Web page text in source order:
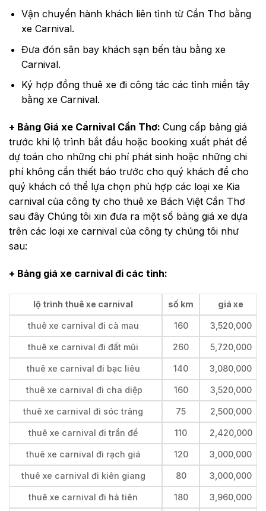
Vận chuyển hành khách liên tỉnh từ Cần Thơ bằng
xe Carnival.
Đưa đón sân bay khách sạn bến tàu bằng xe
Carnival.
Ký hợp đồng thuê xe đi công tác các tỉnh miền tây
bằng xe Carnival.
+ Bảng Giá xe Carnival Cần Thơ: Cung cấp bảng giá
trước khi lộ trình bắt đầu hoặc booking xuất phát để
dự toán cho những chi phí phát sinh hoặc những chi
phí không cần thiết báo trước cho quý khách để cho
quý khách có thể lựa chọn phù hợp các loại xe Kia
carnival của công ty cho thuê xe Bách Việt Cần Thơ
sau đây Chúng tôi xin đưa ra một số bảng giá xe dựa
trên các loại xe carnival của công ty chúng tôi như
sau:
+ Bảng giá xe carnival đi các tỉnh:
lộ trình thuê xe carnival số km giá xe
thuê xe carnival đi cà mau 160 3,520,000
thuê xe carnival đi đất mũi 260 5,720,000
thuê xe carnival đi bạc liêu 140 3,080,000
thuê xe carnival đi cha diệp 160 3,520,000
thuê xe carnival đi sóc trăng 75 2,500,000
thuê xe carnival đi trần đề 110 2,420,000
thuê xe carnival đi rạch giá 120 3,000,000
thuê xe carnival đi kiên giang 80 3,000,000
thuê xe carnival đi hà tiên 180 3,960,000